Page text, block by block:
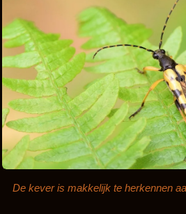
De kever is makkelijk te herkennen